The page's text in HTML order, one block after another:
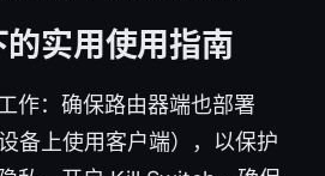
实用使用指南
作：确保路由器端也部署
备上使用客户端），以保护